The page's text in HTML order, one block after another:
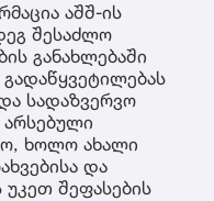
აშშ-ის
შესაძლო
განახლებაში
სადაზვერვო
არსებული
ხოლო ახალი
და
შეფასების